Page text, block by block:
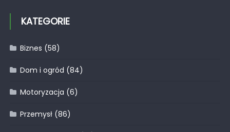
KATEGORIE
Biznes (58)
Dom i ogród (84)
Motoryzacja (6)
Przemysł(86)